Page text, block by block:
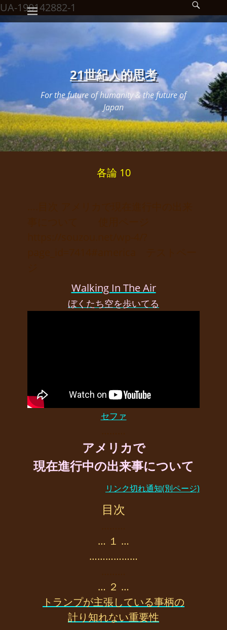
UA-190142882-1
コ
ン
ス
キ
ッ
プ
メインメニュー
索
開
始
21世紀人的思考
For the future of humanity & the future of
Japan
各論 10
Walking In The Air
ぼくたち空を歩いてる
セファ
アメリカで
現在進行中の出来事について
リンク切れ通知(別ページ)
目次
… １ …
………………
… ２ …
トランプが主張している事柄の
計り知れない重要性